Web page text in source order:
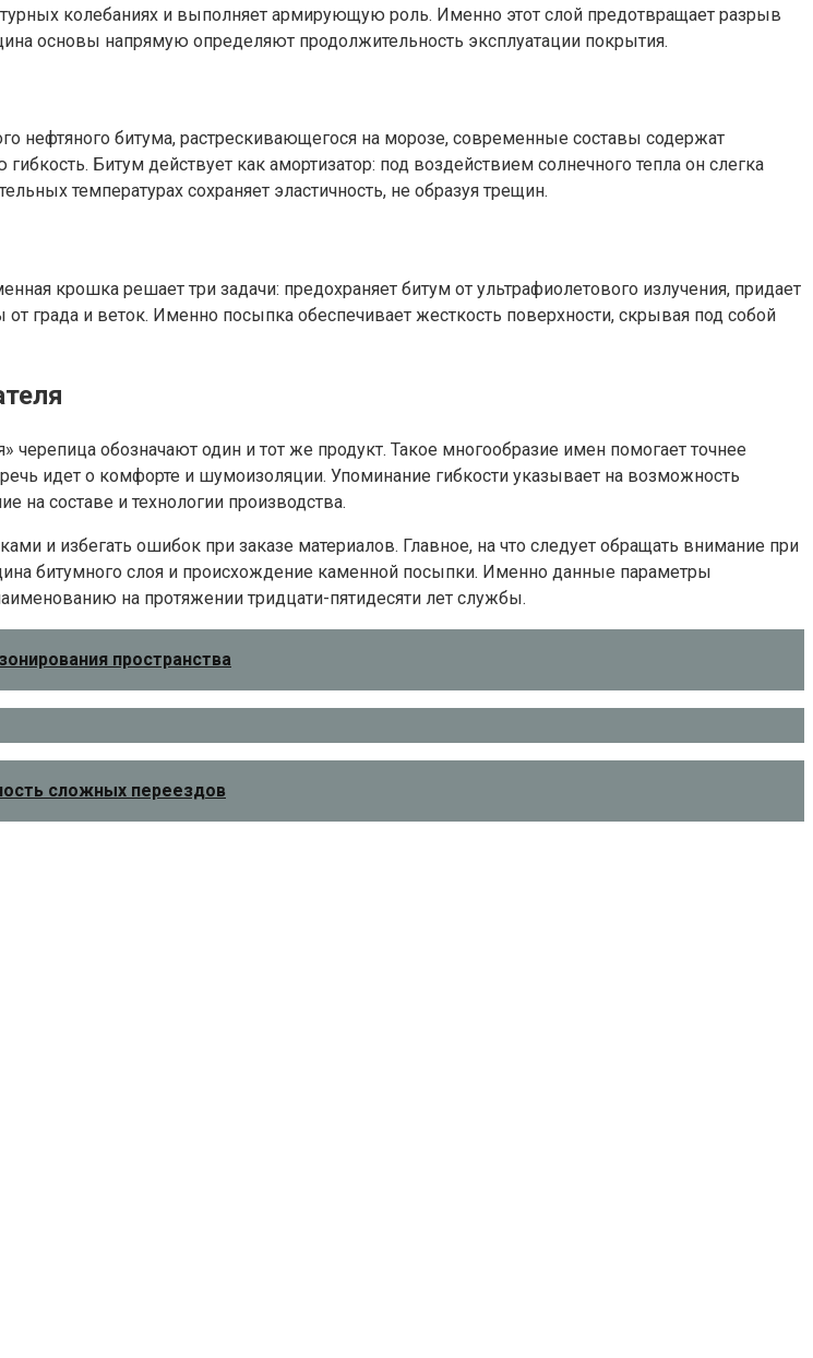
колебаниях и выполняет армирующую роль. Именно этот слой предотвращает разрыв
основы напрямую определяют продолжительность эксплуатации покрытия.
нефтяного битума, растрескивающегося на морозе, современные составы содержат
Битум действует как амортизатор: под воздействием солнечного тепла он слегка
температурах сохраняет эластичность, не образуя трещин.
крошка решает три задачи: предохраняет битум от ультрафиолетового излучения, придает
града и веток. Именно посыпка обеспечивает жесткость поверхности, скрывая под собой
обозначают один и тот же продукт. Такое многообразие имен помогает точнее
идет о комфорте и шумоизоляции. Упоминание гибкости указывает на возможность
составе и технологии производства.
и избегать ошибок при заказе материалов. Главное, на что следует обращать внимание при
битумного слоя и происхождение каменной посыпки. Именно данные параметры
на протяжении тридцати-пятидесяти лет службы.
пространства
сложных переездов